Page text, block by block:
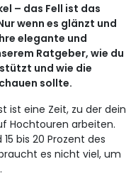
– das Fell ist das
wenn es glänzt und
elegante und
Ratgeber, wie du
und wie die
sollte.
ist eine Zeit, zu der dein
Hochtouren arbeiten.
bis 20 Prozent des
es nicht viel, um